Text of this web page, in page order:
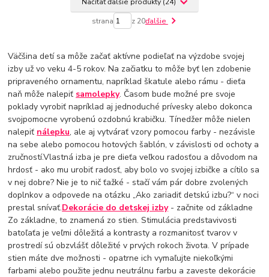
strana z 20ďalšie
Väčšina detí sa môže začať aktívne podieľať na výzdobe svojej
izby už vo veku 4-5 rokov. Na začiatku to môže byť len zdobenie
pripraveného ornamentu, napríklad škatule alebo rámu - dieťa
naň môže nalepiť samolepky. Časom bude možné pre svoje
poklady vyrobiť napríklad aj jednoduché prívesky alebo dokonca
svojpomocne vyrobenú ozdobnú krabičku. Tínedžer môže nielen
nalepiť nálepku, ale aj vytvárať vzory pomocou farby - nezávisle
na sebe alebo pomocou hotových šablón, v závislosti od ochoty a
zručností.Vlastná izba je pre dieťa veľkou radosťou a dôvodom na
hrdosť - ako mu urobiť radosť, aby bolo vo svojej izbičke a cítilo sa
v nej dobre? Nie je to nič ťažké - stačí vám pár dobre zvolených
doplnkov a odpovede na otázku „Ako zariadiť detskú izbu?“ v noci
prestal snívať.Dekorácie do detskej izby- začnite od základne
Zo základne, to znamená zo stien. Stimulácia predstavivosti
batoľaťa je veľmi dôležitá a kontrasty a rozmanitosť tvarov v
prostredí sú obzvlášť dôležité v prvých rokoch života. V prípade
stien máte dve možnosti - opatrne ich vymaľujte niekoľkými
farbami alebo použite jednu neutrálnu farbu a zaveste dekorácie